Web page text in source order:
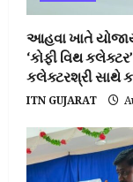
આહવા ખાતે
‘કોફી વિથ
કલેક્ટરશ્રી સાથે
ITN GUJARAT